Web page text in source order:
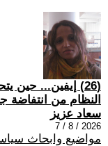
(26) إيفين... حين
النظام من انتفاضة
سعاد عزيز
2026 / 8 / 7
مواضيع وابحاث